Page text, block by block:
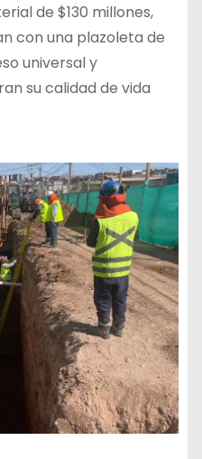
de $130 millones,
con una plazoleta de
universal y
su calidad de vida